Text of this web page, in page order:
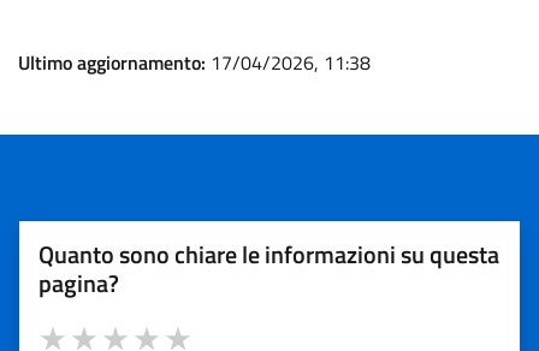
Ultimo aggiornamento: 17/04/2026, 11:38
Quanto sono chiare le informazioni su questa
pagina?